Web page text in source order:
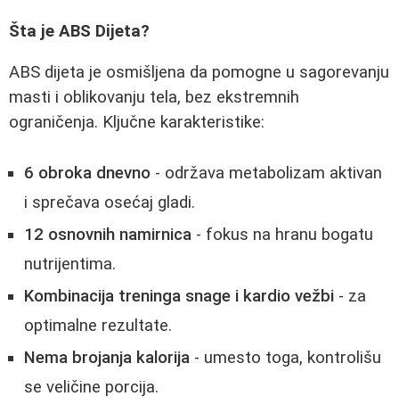
Šta je ABS Dijeta?
ABS dijeta je osmišljena da pomogne u sagorevanju
masti i oblikovanju tela, bez ekstremnih
ograničenja. Ključne karakteristike:
6 obroka dnevno - održava metabolizam aktivan
i sprečava osećaj gladi.
12 osnovnih namirnica - fokus na hranu bogatu
nutrijentima.
Kombinacija treninga snage i kardio vežbi - za
optimalne rezultate.
Nema brojanja kalorija - umesto toga, kontrolišu
se veličine porcija.